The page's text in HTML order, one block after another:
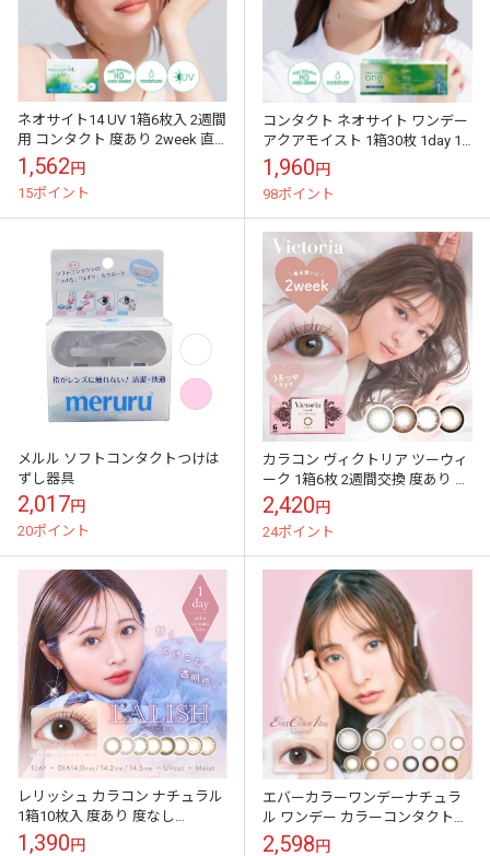
ネオサイト14 UV 1箱6枚入 2週間
用 コンタクト 度あり 2week 直
径14.0mm ネオサイト14 UV クリ
ア コンタ...
1,562円
15ポイント
コンタクト ネオサイト ワンデー
アクアモイスト 1箱30枚 1day 1
日使い捨て クリア コンタクトレ
ンズ NEO SIGHT...
1,960円
98ポイント
メルル ソフトコンタクトつけは
ずし器具
2,017円
20ポイント
カラコン ヴィクトリア ツーウィ
ーク 1箱6枚 2週間交換 度あり 度
なし Victoria 2week 大人 ナチュ
ラル カラー...
2,420円
24ポイント
レリッシュ カラコン ナチュラル
1箱10枚入 度あり 度なし
14.2mm LALISH ワンデー カラコ
1,390円
エバーカラーワンデーナチュラ
ル ワンデー カラーコンタクトレ
ンズ 1箱 20枚 度なし 度あり
2,598円